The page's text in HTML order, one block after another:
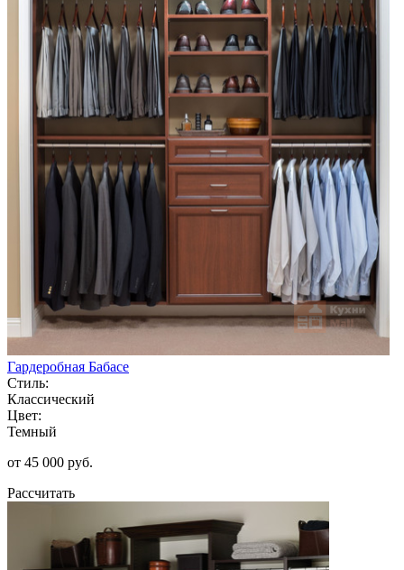
Гардеробная Бабасе
Стиль:
Классический
Цвет:
Темный
от 45 000 руб.
Рассчитать